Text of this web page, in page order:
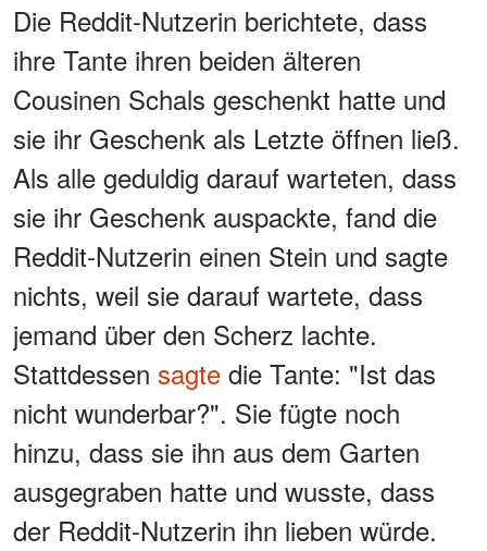
Die Reddit-Nutzerin berichtete, dass
ihre Tante ihren beiden älteren
Cousinen Schals geschenkt hatte und
sie ihr Geschenk als Letzte öffnen ließ.
Als alle geduldig darauf warteten, dass
sie ihr Geschenk auspackte, fand die
Reddit-Nutzerin einen Stein und sagte
nichts, weil sie darauf wartete, dass
jemand über den Scherz lachte.
Stattdessen sagte die Tante: "Ist das
nicht wunderbar?". Sie fügte noch
hinzu, dass sie ihn aus dem Garten
ausgegraben hatte und wusste, dass
der Reddit-Nutzerin ihn lieben würde.